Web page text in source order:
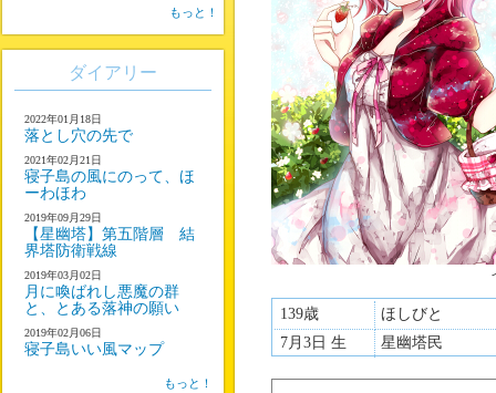
139歳
ほしびと
7月3日 生
星幽塔民
もっと！
ダイアリー
2022年01月18日
落とし穴の先で
2021年02月21日
寝子島の風にのって、ほ
ーわほわ
2019年09月29日
【星幽塔】第五階層 結
界塔防衛戦線
2019年03月02日
月に喚ばれし悪魔の群
と、とある落神の願い
2019年02月06日
寝子島いい風マップ
もっと！